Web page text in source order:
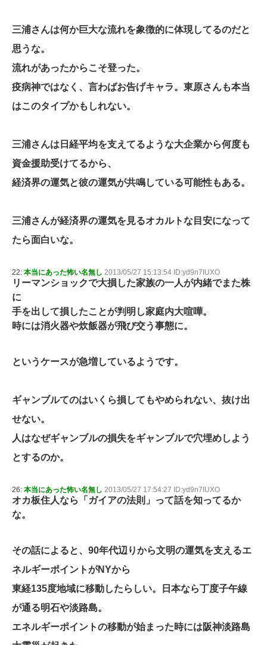
三浦さんは何か巨大な流れを象徴的に体現してるのだと
思うな。
流れがあったからこそ登った。
疫病神ではなく、言わばお告げキャラ。東原さんも本当
はこのタイプかもしれない。
三浦さんは日経平均を支えてるような大企業から何度も
資金援助受けてるから、
経済界の運気と彼の運気が共鳴している可能性もある。
三浦さんが経済界の運気を見るオカルトな目安になって
たら面白いな。
22: 本当にあった怖い名無し 2013/05/27 15:13:54 ID:yd9n7IUXO
リーマンショックで大損した家族の一人が内緒でまた株
に
手を出して損したことが判明し家庭内大喧嘩。
時には消火器や炊飯器が飛び交う事態に。
というケースが急増しているようです。
ギャンブルてのはいくら損してもやめられない、抜け出
せない。
人はなぜギャンブルの損失をギャンブルで穴埋めしよう
とするのか。
26: 本当にあった怖い名無し 2013/05/27 17:54:27 ID:yd9n7IUXO
オカ板住人なら「ガイアの法則」って話を知ってるか
な。
その話によると、90年代辺りから文明の運気を支えるエ
ネルギーポイントがNYから
東経135度地域に移動したらしい。日本なら丁度子午線
が通る明石や淡路島。
エネルギーポイントの移動が始まった時には阪神淡路島